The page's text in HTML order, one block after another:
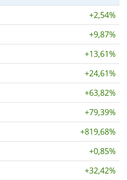
+2,54%
+9,87%
+13,61%
+24,61%
+63,82%
+79,39%
+819,68%
+0,85%
+32,42%